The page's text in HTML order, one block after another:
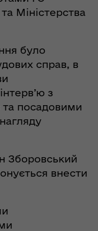
Міністерства
було
справ, в
з
та посадовими
Зборовський
внести